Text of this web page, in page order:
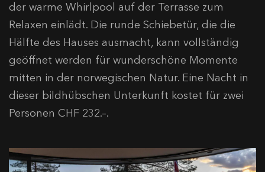
der warme Whirlpool auf der Terrasse zum
Relaxen einlädt. Die runde Schiebetür, die die
Hälfte des Hauses ausmacht, kann vollständig
geöffnet werden für wunderschöne Momente
mitten in der norwegischen Natur. Eine Nacht in
dieser bildhübschen Unterkunft kostet für zwei
Personen CHF 232.–.